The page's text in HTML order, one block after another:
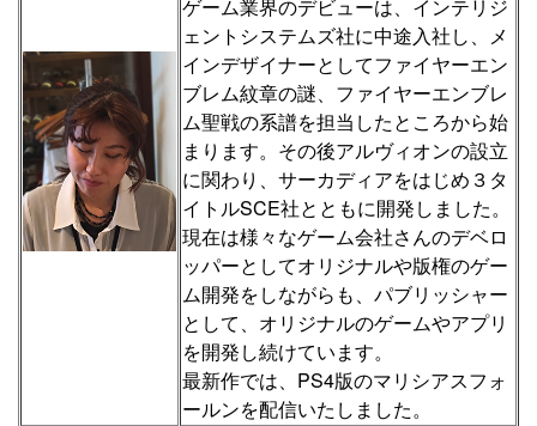
ゲーム業界のデビューは、インテリジ
ェントシステムズ社に中途入社し、メ
インデザイナーとしてファイヤーエン
ブレム紋章の謎、ファイヤーエンブレ
ム聖戦の系譜を担当したところから始
まります。その後アルヴィオンの設立
に関わり、サーカディアをはじめ３タ
イトルSCE社とともに開発しました。
現在は様々なゲーム会社さんのデベロ
ッパーとしてオリジナルや版権のゲー
ム開発をしながらも、パブリッシャー
として、オリジナルのゲームやアプリ
を開発し続けています。
最新作では、PS4版のマリシアスフォ
ールンを配信いたしました。